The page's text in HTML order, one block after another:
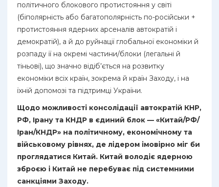
політичного блокового протистояння у світі
(біполярність або багатополярність по-російськи +
протистояння ядерних арсеналів автократій і
демократій), а й до руйнації глобальної економіки й
розпаду її на окремі частини/блоки (легальні й
тіньові), що значно відіб’ється на розвитку
економіки всіх країн, зокрема й країн Заходу, і на
їхній допомозі та підтримці України.
Щодо можливості консолідації автократій КНР,
РФ, Ірану та КНДР в єдиний блок — «Китай/РФ/
Іран/КНДР» на політичному, економічному та
військовому рівнях, де лідером імовірно міг би
проглядатися Китай. Китай володіє ядерною
зброєю і Китай не перебуває під системними
санкціями Заходу.